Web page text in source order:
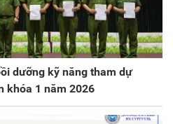
dưỡng kỹ năng tham dự
khóa 1 năm 2026